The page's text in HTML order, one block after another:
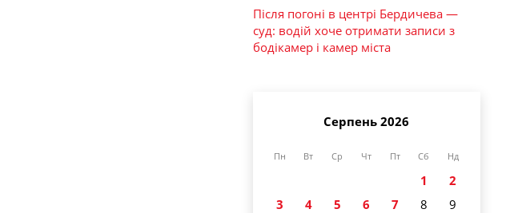
Після погоні в центрі Бердичева —
суд: водій хоче отримати записи з
бодікамер і камер міста
Серпень 2026
Пн Вт Ср Чт Пт Сб Нд
1
2
3
4 5 6 7 8
9